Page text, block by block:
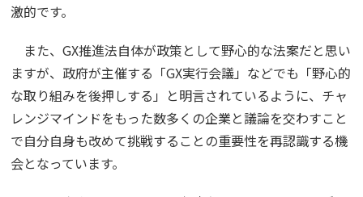
激的です。
また、GX推進法自体が政策として野心的な法案だと思い
ますが、政府が主催する「GX実行会議」などでも「野心的
な取り組みを後押しする」と明言されているように、チャ
レンジマインドをもった数多くの企業と議論を交わすこと
で自分自身も改めて挑戦することの重要性を再認識する機
会となっています。